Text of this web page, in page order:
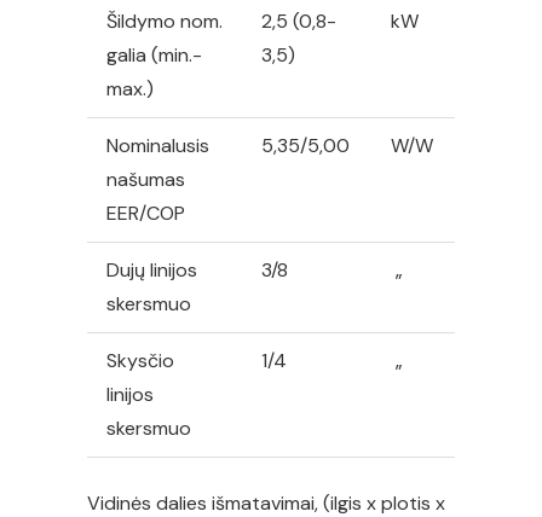
Šildymo nom.
galia (min.-
max.)
2,5 (0,8-
3,5)
kW
Nominalusis
našumas
EER/COP
5,35/5,00 W/W
Dujų linijos
skersmuo
3/8 „
Skysčio
linijos
skersmuo
1/4 „
Vidinės dalies išmatavimai, (ilgis x plotis x